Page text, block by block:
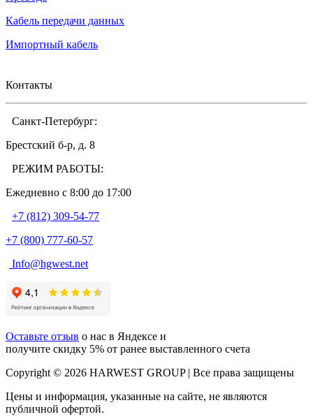
Кабель передачи данных
Импортный кабель
Контакты
Санкт-Петербург:
Брестский б-р, д. 8
РЕЖИМ РАБОТЫ:
Ежедневно c 8:00 до 17:00
+7 (812) 309-54-77
+7 (800) 777-60-57
Info@hgwest.net
Оставьте отзыв о нас в Яндексе и
получите скидку 5% от ранее выставленного счета
Copyright © 2026 HARWEST GROUP | Все права защищены
Цены и информация, указанные на сайте, не являются
публичной офертой.